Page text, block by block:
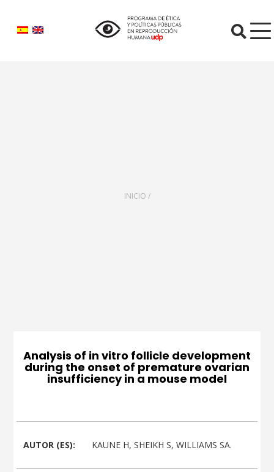
INICIO /
Analysis of in vitro follicle development
during the onset of premature ovarian
insufficiency in a mouse model
AUTOR (ES): KAUNE H, SHEIKH S, WILLIAMS SA.